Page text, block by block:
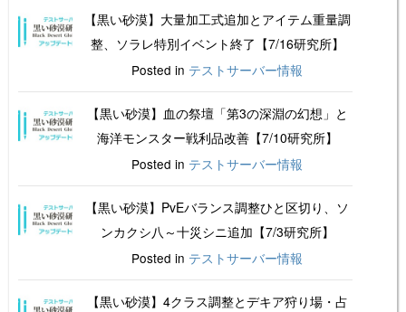
【黒い砂漠】大量加工式追加とアイテム重量調
整、ソラレ特別イベント終了【7/16研究所】
Posted in テストサーバー情報
【黒い砂漠】血の祭壇「第3の深淵の幻想」と
海洋モンスター戦利品改善【7/10研究所】
Posted in テストサーバー情報
【黒い砂漠】PvEバランス調整ひと区切り、ソ
ンカクシ八～十災シニ追加【7/3研究所】
Posted in テストサーバー情報
【黒い砂漠】4クラス調整とデキア狩り場・占